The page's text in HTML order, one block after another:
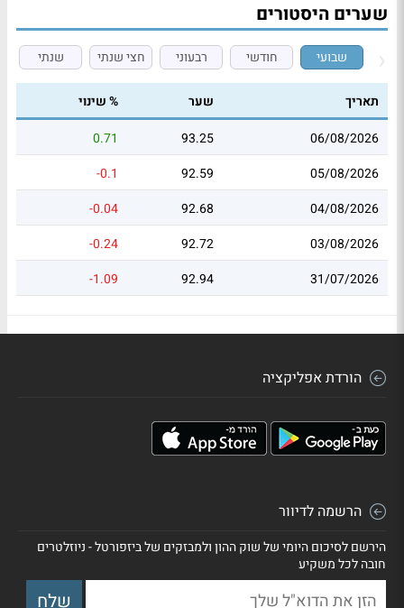
שערים היסטורים
שבועי חודשי רבעוני חצי שנתי שנתי
תאריך שער
% שינוי
06/08/2026
93.25
0.71
05/08/2026
92.59
-0.1
04/08/2026
92.68
-0.04
03/08/2026
92.72
-0.24
31/07/2026
92.94
-1.09
הורדת אפליקציה
הרשמה לדיוור
הירשם לסיכום היומי של שוק ההון ולמבזקים של ביזפורטל - ניוזלטרים
חובה לכל משקיע